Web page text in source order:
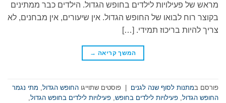
מראש של פעילויות לילדים בחופש הגדול. הילדים כבר ממתינים
בקוצר רוח לבואו של החופש הגדול. אין שיעורים, אין מבחנים, לא
צריך להיות בריכוז תמידי. […]
המשך קריאה →
פורסם במתנות לסוף שנה לגנים | פוסטים שתוייגו החופש הגדול מתי נגמר
החופש הגדול פעילויות לילדים בחופש פעילויות לילדים בחופש הגדול